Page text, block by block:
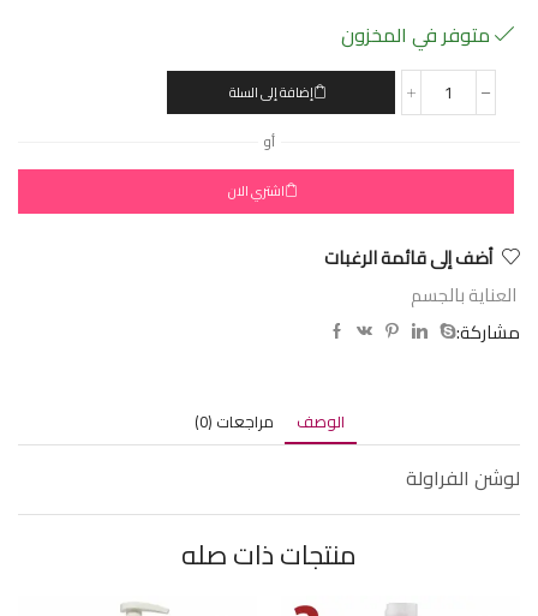
متوفر في المخزون
إضافة إلى السلة
أو
اشتري الان
أضف إلى قائمة الرغبات
العناية بالجسم
مشاركة:
الوصف مراجعات (0)
لوشن الفراولة
منتجات ذات صله